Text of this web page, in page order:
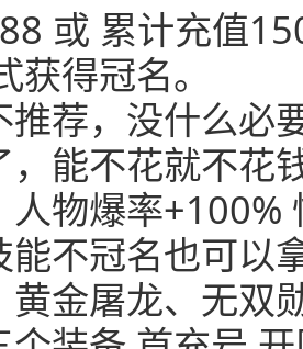
或 累计充值
得冠名。
推荐，没什么必
，能不花就不花
人物爆率
能不冠名也可以
黄金屠龙、无双